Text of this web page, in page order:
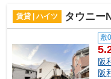
賃貸 | ハイツ タウニーN
敷0
阪
阪